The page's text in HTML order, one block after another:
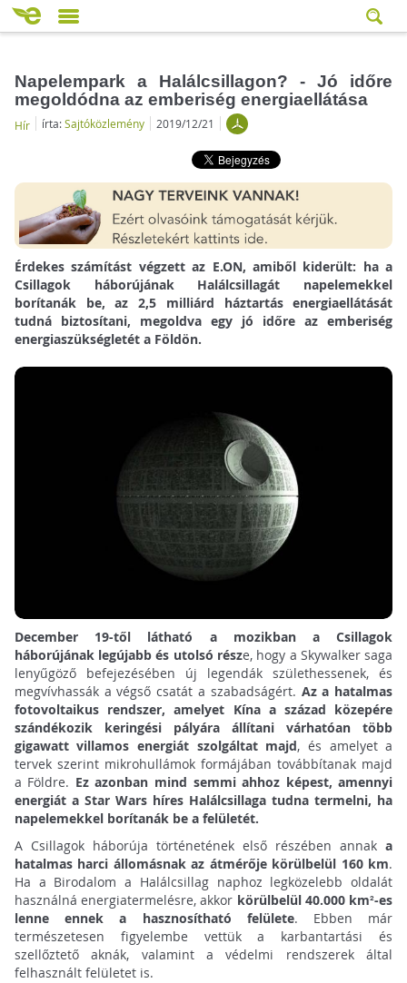
Napelempark a Halálcsillagon? - Jó időre
megoldódna az emberiség energiaellátása
Hír írta:Sajtóközlemény 2019/12/21
Érdekes számítást végzett az E.ON, amiből kiderült: ha a
Csillagok háborújának Halálcsillagát napelemekkel
borítanák be, az 2,5 milliárd háztartás energiaellátását
tudná biztosítani, megoldva egy jó időre az emberiség
energiaszükségletét a Földön.
December 19-től látható a mozikban a Csillagok
háborújának legújabb és utolsó része, hogy a Skywalker saga
lenyűgöző befejezésében új legendák születhessenek, és
megvívhassák a végső csatát a szabadságért. Az a hatalmas
fotovoltaikus rendszer, amelyet Kína a század közepére
szándékozik keringési pályára állítani várhatóan több
gigawatt villamos energiát szolgáltat majd, és amelyet a
tervek szerint mikrohullámok formájában továbbítanak majd
a Földre. Ez azonban mind semmi ahhoz képest, amennyi
energiát a Star Wars híres Halálcsillaga tudna termelni, ha
napelemekkel borítanák be a felületét.
A Csillagok háborúja történetének első részében annaka
hatalmas harci állomásnak az átmérője körülbelül 160 km.
Ha a Birodalom a Halálcsillag naphoz legközelebb oldalát
használná energiatermelésre, akkor körülbelül 40.000 km²-es
lenne ennek a hasznosítható felülete. Ebben már
természetesen figyelembe vettük a karbantartási és
szellőztető aknák, valamint a védelmi rendszerek által
felhasznált felületet is.